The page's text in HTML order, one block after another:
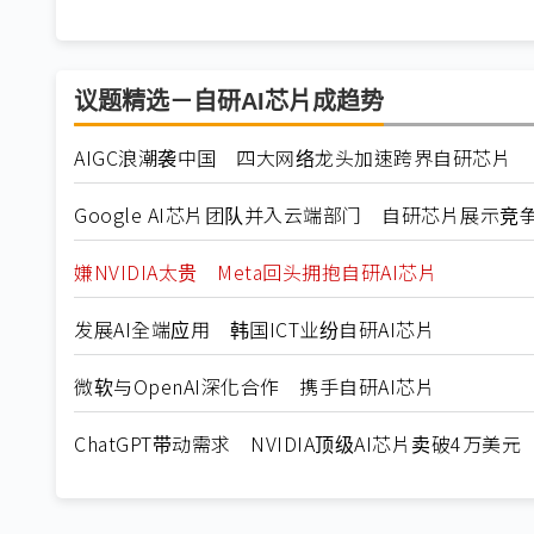
议题精选－自研AI芯片成趋势
AIGC浪潮袭中国 四大网络龙头加速跨界自研芯片
Google AI芯片团队并入云端部门 自研芯片展示竞
嫌NVIDIA太贵 Meta回头拥抱自研AI芯片
发展AI全端应用 韩国ICT业纷自研AI芯片
微软与OpenAI深化合作 携手自研AI芯片
ChatGPT带动需求 NVIDIA顶级AI芯片卖破4万美元